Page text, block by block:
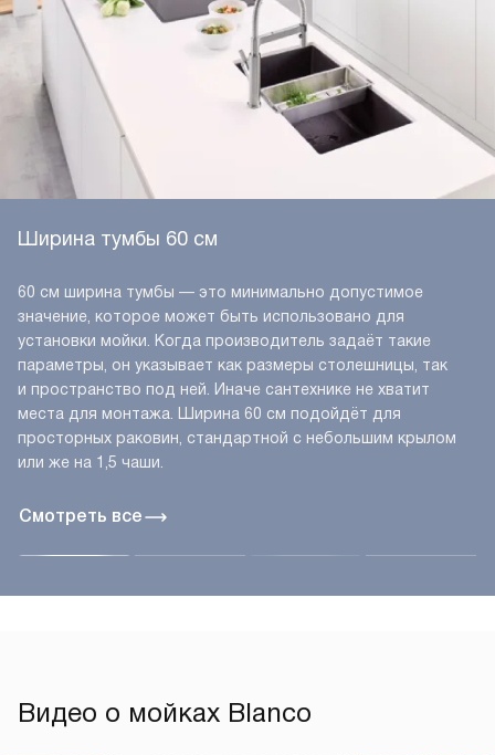
Смотреть все
Ширина тумбы 60 см
60 см ширина тумбы — это минимально допустимое
значение, которое может быть использовано для
установки мойки. Когда производитель задаёт такие
параметры, он указывает как размеры столешницы, так
и пространство под ней. Иначе сантехнике не хватит
места для монтажа. Ширина 60 см подойдёт для
просторных раковин, стандартной с небольшим крылом
или же на 1,5 чаши.
Видео о мойках Blanco